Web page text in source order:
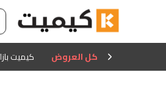
كل العروض كيميت